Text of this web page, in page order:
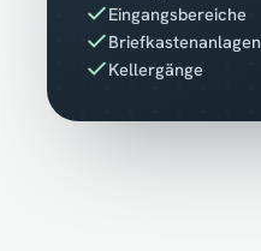
Eingangsbereiche
Briefkastenanlagen
Kellergänge